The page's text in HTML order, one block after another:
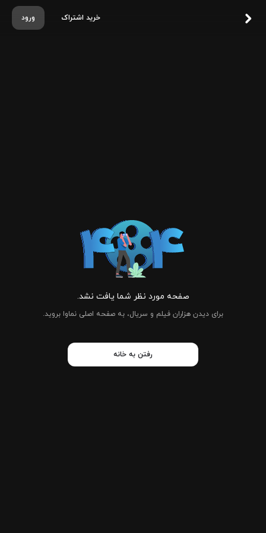
ورود خرید اشتراک
صفحه مورد نظر شما یافت نشد.
برای دیدن هزاران فیلم و سریال، به صفحه اصلی نماوا بروید.
رفتن به خانه